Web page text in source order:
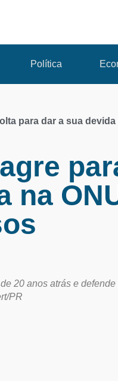
Política
para dar a sua
na
20 anos atrás e
PR